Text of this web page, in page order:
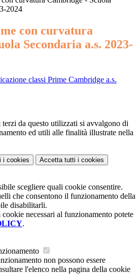
2024
con curvatura
Secondaria a.s. 2023-
classi Prime Cambridge a.s.
da questo utilizzati si avvalgono di
ed utili alle finalità illustrate nella
i cookies Accetta tutti i cookies
scegliere quali cookie consentire.
che consentono il funzionamento della
disabilitarli.
necessari al funzionamento potete
.
non possono essere
l'elenco nella pagina della cookie